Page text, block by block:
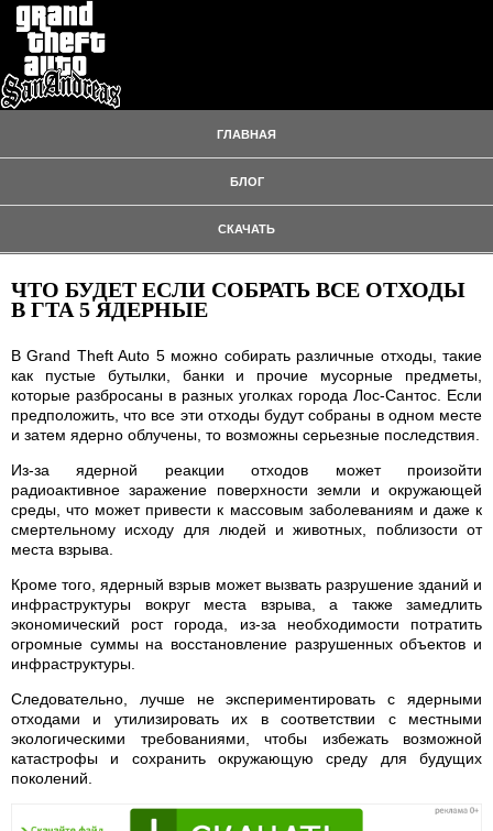
ГЛАВНАЯ
БЛОГ
СКАЧАТЬ
ЧТО БУДЕТ ЕСЛИ СОБРАТЬ ВСЕ ОТХОДЫ
В ГТА 5 ЯДЕРНЫЕ
В Grand Theft Auto 5 можно собирать различные отходы, такие
как пустые бутылки, банки и прочие мусорные предметы,
которые разбросаны в разных уголках города Лос-Сантос. Если
предположить, что все эти отходы будут собраны в одном месте
и затем ядерно облучены, то возможны серьезные последствия.
Из-за ядерной реакции отходов может произойти
радиоактивное заражение поверхности земли и окружающей
среды, что может привести к массовым заболеваниям и даже к
смертельному исходу для людей и животных, поблизости от
места взрыва.
Кроме того, ядерный взрыв может вызвать разрушение зданий и
инфраструктуры вокруг места взрыва, а также замедлить
экономический рост города, из-за необходимости потратить
огромные суммы на восстановление разрушенных объектов и
инфраструктуры.
Следовательно, лучше не экспериментировать с ядерными
отходами и утилизировать их в соответствии с местными
экологическими требованиями, чтобы избежать возможной
катастрофы и сохранить окружающую среду для будущих
поколений.